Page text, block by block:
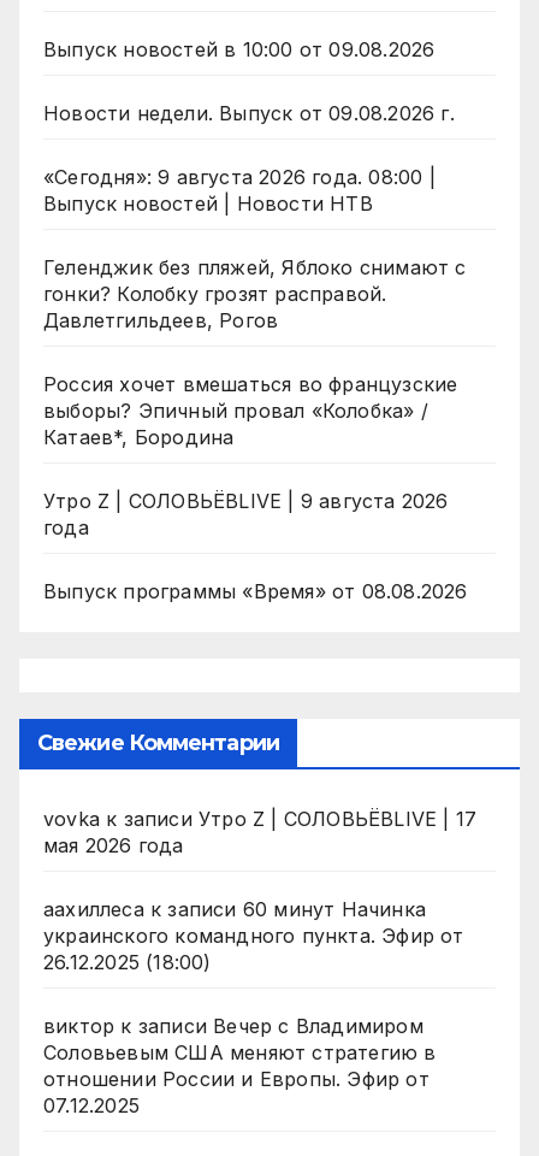
Выпуск новостей в 10:00 от 09.08.2026
Новости недели. Выпуск от 09.08.2026 г.
«Сегодня»: 9 августа 2026 года. 08:00 |
Выпуск новостей | Новости НТВ
Геленджик без пляжей, Яблоко снимают с
гонки? Колобку грозят расправой.
Давлетгильдеев, Рогов
Россия хочет вмешаться во французские
выборы? Эпичный провал «Колобка» /
Катаев*, Бородина
Утро Z | СОЛОВЬЁВLIVE | 9 августа 2026
года
Выпуск программы «Время» от 08.08.2026
Свежие Комментарии
vovka к записи Утро Z | СОЛОВЬЁВLIVE | 17
мая 2026 года
аахиллесак записи 60 минут Начинка
украинского командного пункта. Эфир от
26.12.2025 (18:00)
виктор к записи Вечер с Владимиром
Соловьевым США меняют стратегию в
отношении России и Европы. Эфир от
07.12.2025